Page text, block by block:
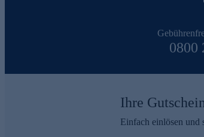
0800
Ihre
Einfach einlösen und